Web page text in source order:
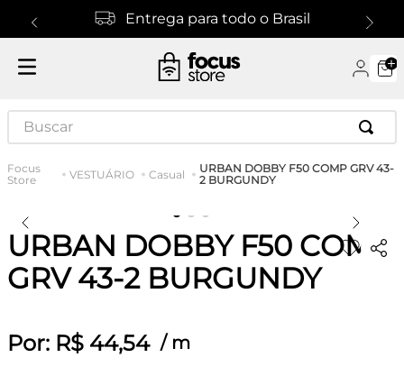
Entrega para todo o Brasil
Buscar
VESTUÁRIO Casual
URBAN DOBBY F50 COMP GRV 43-
2 BURGUNDY
URBAN DOBBY F50 COMP
GRV 43-2 BURGUNDY
Por: R$ 44,54 / m